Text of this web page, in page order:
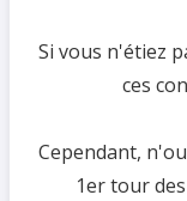
Si vous n'étiez
ces
Cependant,
1er tour